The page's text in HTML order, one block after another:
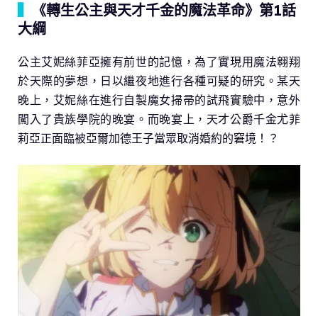
《轉生公主與天才千金的魔法革命》第1話
大綱
公主艾妮絲菲亞擁有前世的記憶，為了實現用魔法翱翔
於天際的夢想，日以繼夜地進行各種可疑的研究。某天
晚上，艾妮絲在進行自製魔女掃帚的試飛實驗中，意外
闖入了貴族學院的晚宴。而晚宴上，天才公爵千金尤菲
莉亞正面臨被亞爾加德王子當眾取消婚約的窘境！？